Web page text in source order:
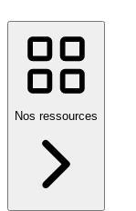
Nos ressources